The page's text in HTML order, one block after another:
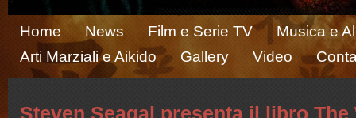
Home News Film e Serie TV
Musica e
Arti Marziali e Aikido
Gallery Video
Steven Seagal presenta il libro The